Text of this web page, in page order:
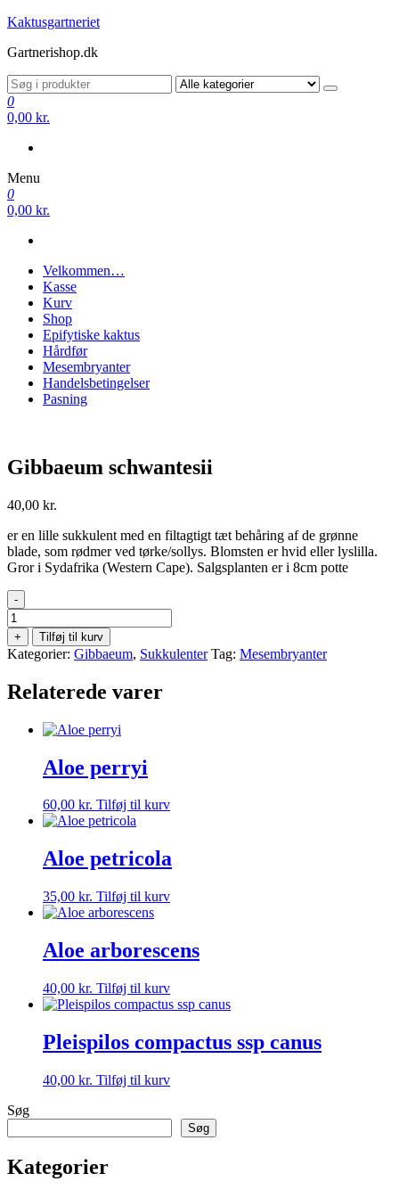
Videre
indhold
Kaktusgartneriet
Gartnerishop.dk
0
0,00 kr.
Menu
0
0,00 kr.
Velkommen…
Kasse
Kurv
Shop
Epifytiske kaktus
Hårdfør
Mesembryanter
Handelsbetingelser
Pasning
Gibbaeum schwantesii
40,00 kr.
er en lille sukkulent med en filtagtigt tæt behåring af de grønne
blade, som rødmer ved tørke/sollys. Blomsten er hvid eller lyslilla.
Gror i Sydafrika (Western Cape). Salgsplanten er i 8cm potte
-
Gibbaeum
schwantesii
antal
+ Tilføj til kurv
Kategorier: Gibbaeum, Sukkulenter Tag: Mesembryanter
Relaterede varer
Aloe perryi
60,00 kr. Tilføj til kurv
Aloe petricola
35,00 kr. Tilføj til kurv
Aloe arborescens
40,00 kr. Tilføj til kurv
Pleispilos compactus ssp canus
40,00 kr. Tilføj til kurv
Søg
Søg
Kategorier